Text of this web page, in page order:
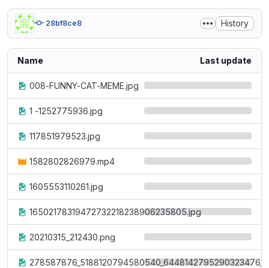
28bf8ce8 History
Name Last update
008-FUNNY-CAT-MEME.jpg
1 -1252775936.jpg
117851979523.jpg
1582802826979.mp4
1605553110261.jpg
16502178319472732218238906235805.jpg
20210315_212430.png